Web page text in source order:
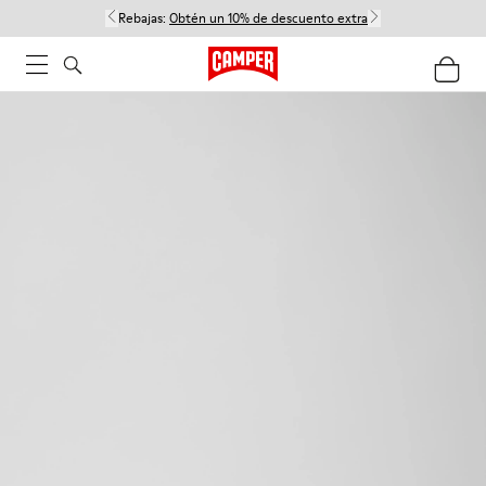
Rebajas: Obtén un 10% de descuento extra